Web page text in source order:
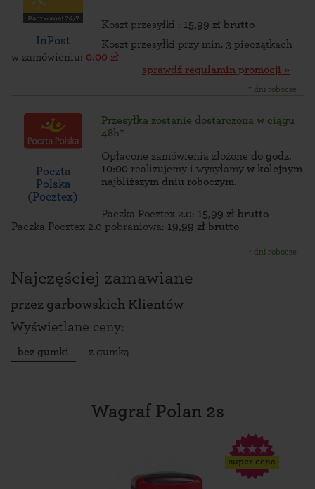
InPost
Koszt przesyłki : 15,99 zł brutto
Koszt przesyłki przy min. 3 pieczątkach
w zamówieniu: 0.00 zł
sprawdź regulamin promocji »
* dni robocze
Poczta
Polska
(Pocztex)
Przesyłka zostanie dostarczona w ciągu
48h*
Opłacone zamówienia złożone do godz.
10:00 realizujemy i wysyłamy w kolejnym
najbliższym dniu roboczym.
Paczka Pocztex 2.0: 15,99 zł brutto
Paczka Pocztex 2.0 pobraniowa: 19,99 zł brutto
* dni robocze
Najczęściej zamawiane
przez garbowskich Klientów
Wyświetlane ceny:
bez gumki z gumką
Wagraf Polan 2s
super cena